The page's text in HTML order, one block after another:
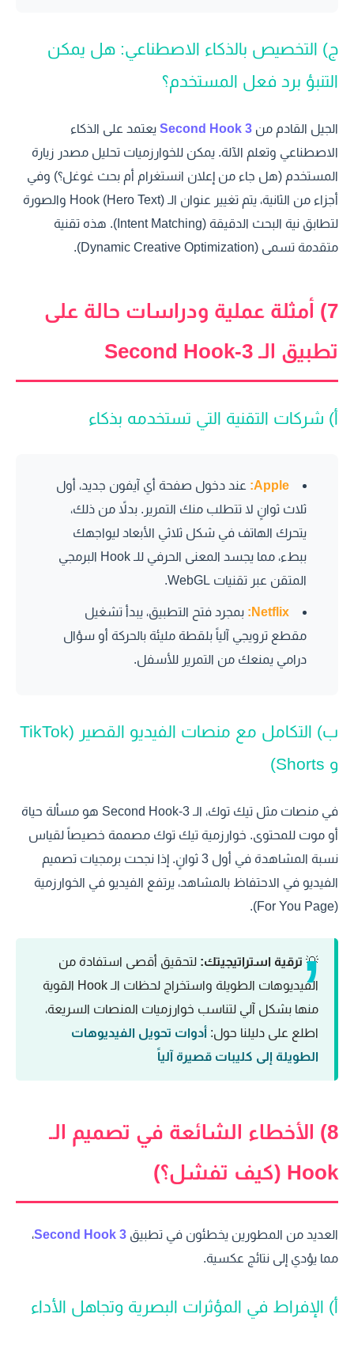
ج) التخصيص بالذكاء الاصطناعي: هل يمكن
التنبؤ برد فعل المستخدم؟
الجيل القادم من3 Second Hook
يعتمد على الذكاء
الاصطناعي وتعلم الآلة. يمكن للخوارزميات تحليل مصدر زيارة
المستخدم (هل جاء من إعلان انستغرام أم بحث غوغل؟) وفي
أجزاء من الثانية، يتم تغيير عنوان الـ Hook (Hero Text) والصورة
لتطابق نية البحث الدقيقة (Intent Matching). هذه تقنية
متقدمة تسمى (Dynamic Creative Optimization).
7) أمثلة عملية ودراسات حالة على
تطبيق الـ 3-Second Hook
أ) شركات التقنية التي تستخدمه بذكاء
Apple: عند دخول صفحة أي آيفون جديد، أول
ثلاث ثوانٍ لا تتطلب منك التمرير. بدلاً من ذلك،
يتحرك الهاتف في شكل ثلاثي الأبعاد ليواجهك
ببطء، مما يجسد المعنى الحرفي للـ Hook البرمجي
المتقن عبر تقنيات WebGL.
Netflix: بمجرد فتح التطبيق، يبدأ تشغيل
مقطع ترويجي آلياً بلقطة مليئة بالحركة أو سؤال
درامي يمنعك من التمرير للأسفل.
ب) التكامل مع منصات الفيديو القصير (TikTok
في منصات مثل تيك توك، الـ 3-Second Hook هو مسألة حياة
أو موت للمحتوى. خوارزمية تيك توك مصممة خصيصاً لقياس
نسبة المشاهدة في أول 3 ثوانٍ. إذا نجحت برمجيات تصميم
الفيديو في الاحتفاظ بالمشاهد، يرتفع الفيديو في الخوارزمية
💡ترقية استراتيجيتك:لتحقيق أقصى استفادة من
الفيديوهات الطويلة واستخراج لحظات الـ Hook القوية
منها بشكل آلي لتناسب خوارزميات المنصات السريعة،
اطلع على دليلنا حول: أدوات تحويل الفيديوهات
الطويلة إلى كليبات قصيرة آلياً
8) الأخطاء الشائعة في تصميم الـ
Hook (كيف تفشل؟)
العديد من المطورين يخطئون في تطبيق3 Second Hook
،
مما يؤدي إلى نتائج عكسية.
أ) الإفراط في المؤثرات البصرية وتجاهل الأداء